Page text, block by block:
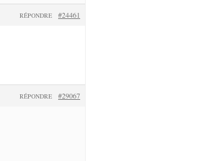
#24461
RÉPONDRE
#29067
RÉPONDRE